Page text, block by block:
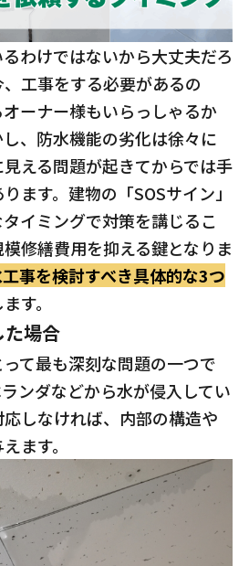
るわけではないから大丈夫だろ
工事をする必要があるの
ーナー様もいらっしゃるか
、防水機能の劣化は徐々に
える問題が起きてからでは手
ます。建物の「SOSサイン」
イミングで対策を講じるこ
修繕費用を抑える鍵となりま
事を検討すべき具体的な3つ
す。
場合
て最も深刻な問題の一つで
ンダなどから水が侵入してい
しなければ、内部の構造や
ます。